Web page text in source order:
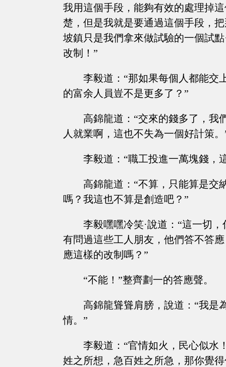
我用這個手段，能夠有效的處理掉
楚，但是我就是要通過這個手段，
坡鎮只是我們拿來做試驗的一個試
改制！”
李毅道：“那如果每個人都能交
的富余人員豈不是更多了？”
高錦龍道：“交來的錢多了，我
人就業啊，這也不失為一個好計策。
李毅道：“職工投進一萬塊錢，
高錦龍道：“不算，只能算是交
嗎？我這也不算是創造吧？”
李毅嘿嘿冷笑·說道：“這一切
有問過這些工人朋友，他們答不答
應這樣的改制嗎？”
“不能！”整齊劃一的答應聲。
高錦龍聳聳肩膀，說道：“我是
情。”
李毅道：“官情如火，民心似水
姓之所想，急百姓之所急，那你覺